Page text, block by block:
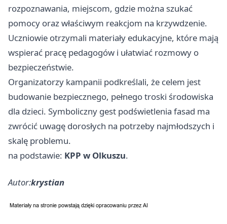
rozpoznawania, miejscom, gdzie można szukać
pomocy oraz właściwym reakcjom na krzywdzenie.
Uczniowie otrzymali materiały edukacyjne, które mają
wspierać pracę pedagogów i ułatwiać rozmowy o
bezpieczeństwie.
Organizatorzy kampanii podkreślali, że celem jest
budowanie bezpiecznego, pełnego troski środowiska
dla dzieci. Symboliczny gest podświetlenia fasad ma
zwrócić uwagę dorosłych na potrzeby najmłodszych i
skalę problemu.
na podstawie: KPP w Olkuszu.
Autor:krystian